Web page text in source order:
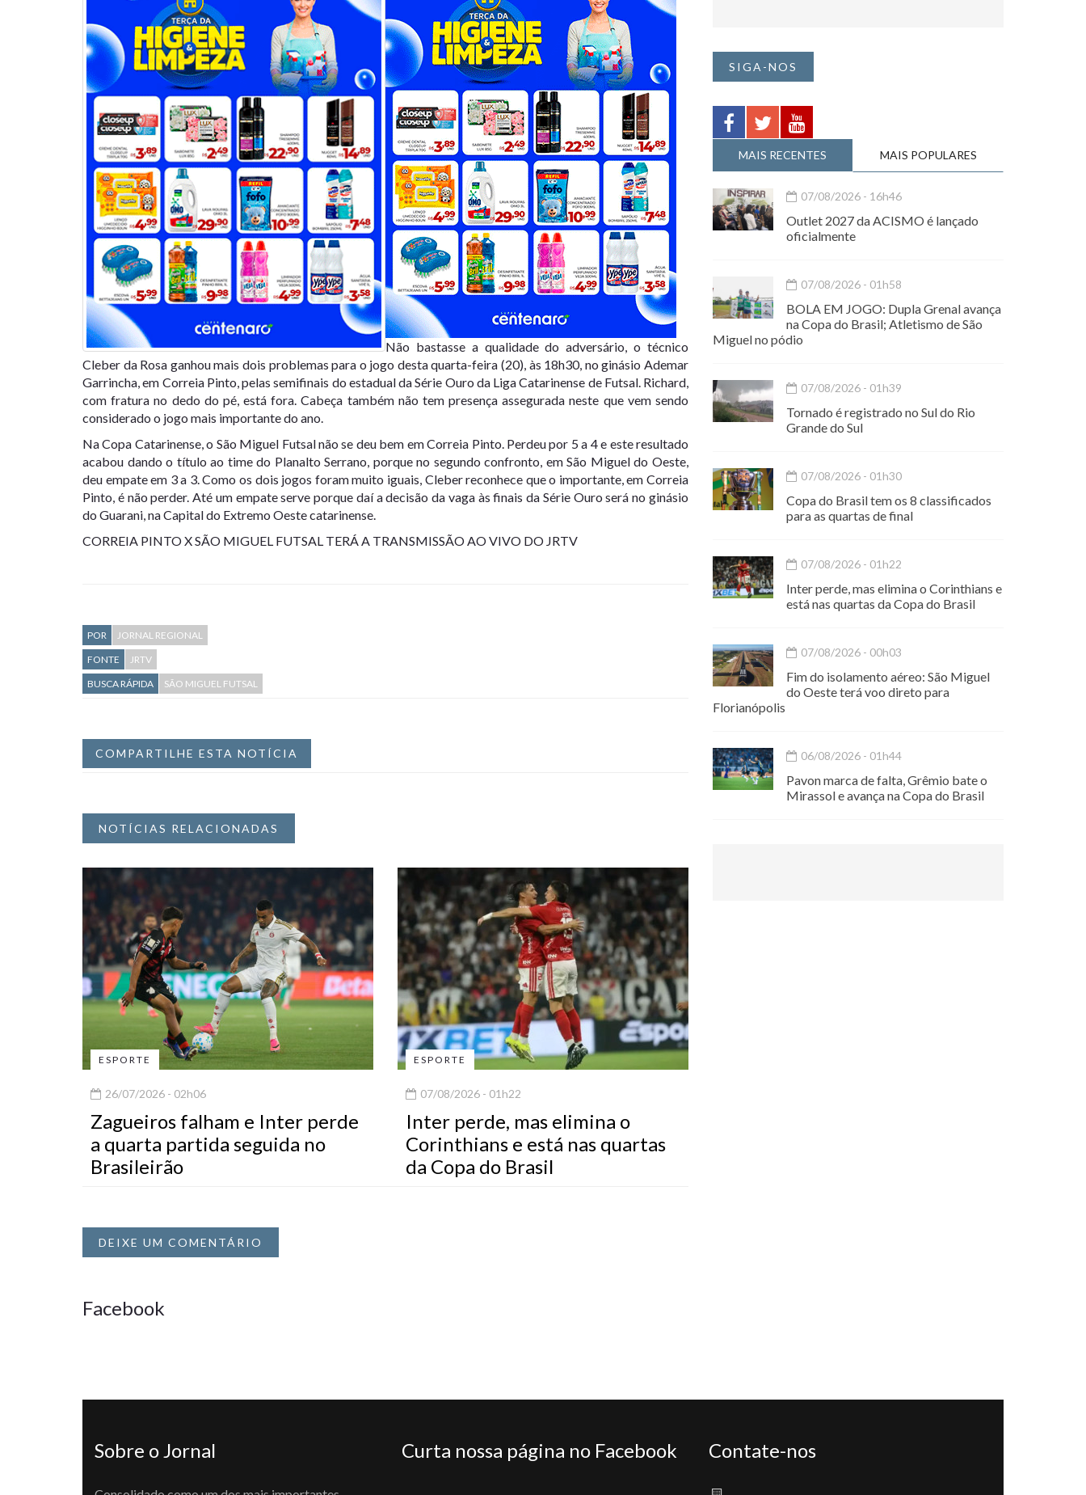
Não bastasse a qualidade do adversário, o técnico
Cleber da Rosa ganhou mais dois problemas para o jogo desta quarta-feira (20), às 18h30, no ginásio Ademar
Garrincha, em Correia Pinto, pelas semifinais do estadual da Série Ouro da Liga Catarinense de Futsal. Richard,
com fratura no dedo do pé, está fora. Cabeça também não tem presença assegurada neste que vem sendo
considerado o jogo mais importante do ano.
Na Copa Catarinense, o São Miguel Futsal não se deu bem em Correia Pinto. Perdeu por 5 a 4 e este resultado
acabou dando o título ao time do Planalto Serrano, porque no segundo confronto, em São Miguel do Oeste,
deu empate em 3 a 3. Como os dois jogos foram muito iguais, Cleber reconhece que o importante, em Correia
Pinto, é não perder. Até um empate serve porque daí a decisão da vaga às finais da Série Ouro será no ginásio
do Guarani, na Capital do Extremo Oeste catarinense.
CORREIA PINTO X SÃO MIGUEL FUTSAL TERÁ A TRANSMISSÃO AO VIVO DO JRTV
POR
JORNAL REGIONAL
FONTE
JRTV
BUSCA RÁPIDA
SÃO MIGUEL FUTSAL
COMPARTILHE ESTA NOTÍCIA
NOTÍCIAS RELACIONADAS
ESPORTE
26/07/2026 - 02h06
Zagueiros falham e Inter perde
a quarta partida seguida no
Brasileirão
ESPORTE
07/08/2026 - 01h22
Inter perde, mas elimina o
Corinthians e está nas quartas
da Copa do Brasil
DEIXE UM COMENTÁRIO
Facebook
SIGA-NOS
MAIS RECENTES MAIS POPULARES
07/08/2026 - 16h46
Outlet 2027 da ACISMO é lançado
oficialmente
07/08/2026 - 01h58
BOLA EM JOGO: Dupla Grenal avança
na Copa do Brasil; Atletismo de São
Miguel no pódio
07/08/2026 - 01h39
Tornado é registrado no Sul do Rio
Grande do Sul
07/08/2026 - 01h30
Copa do Brasil tem os 8 classificados
para as quartas de final
07/08/2026 - 01h22
Inter perde, mas elimina o Corinthians e
está nas quartas da Copa do Brasil
07/08/2026 - 00h03
Fim do isolamento aéreo: São Miguel
do Oeste terá voo direto para
Florianópolis
06/08/2026 - 01h44
Pavon marca de falta, Grêmio bate o
Mirassol e avança na Copa do Brasil
Sobre o Jornal Curta nossa página no Facebook Contate-nos